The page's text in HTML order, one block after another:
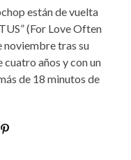
están de vuelta
(For Love Often
noviembre tras su
años y con un
de 18 minutos de